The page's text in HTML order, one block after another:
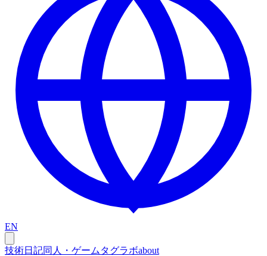
EN
技術日記同人・ゲーム タグラボabout